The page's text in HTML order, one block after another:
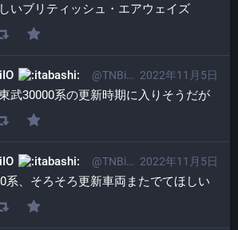
いブリティッシュ・エアウェイズ
2022年11月5日
@TNBi01osp@itabashi.0j0.jp
武30000系の更新時期に入りそうだが
2022年11月5日
@TNBi01osp@itabashi.0j0.jp
系、そろそろ更新車両またでてほしい